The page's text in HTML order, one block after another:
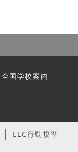
全国学校案内
LEC行動規準